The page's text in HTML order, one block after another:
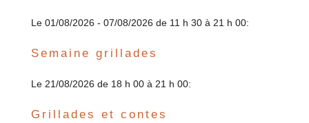
Le 01/08/2026 - 07/08/2026 de 11 h 30 à 21 h 00:
Semaine grillades
Le 21/08/2026 de 18 h 00 à 21 h 00:
Grillades et contes